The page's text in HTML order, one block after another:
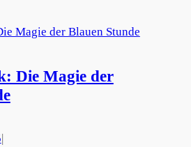
Die Magie der
|